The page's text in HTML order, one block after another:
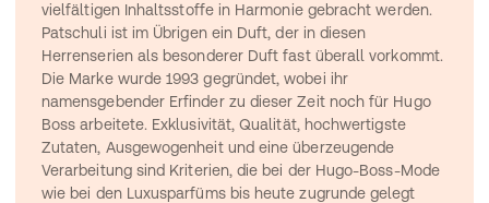
vielfältigen Inhaltsstoffe in Harmonie gebracht werden.
Patschuli ist im Übrigen ein Duft, der in diesen
Herrenserien als besonderer Duft fast überall vorkommt.
Die Marke wurde 1993 gegründet, wobei ihr
namensgebender Erfinder zu dieser Zeit noch für Hugo
Boss arbeitete. Exklusivität, Qualität, hochwertigste
Zutaten, Ausgewogenheit und eine überzeugende
Verarbeitung sind Kriterien, die bei der Hugo-Boss-Mode
wie bei den Luxusparfüms bis heute zugrunde gelegt